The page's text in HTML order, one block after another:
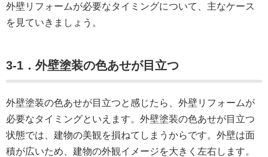
外壁リフォームが必要なタイミングについて、主なケース
を見ていきましょう。
3-1．外壁塗装の色あせが目立つ
外壁塗装の色あせが目立つと感じたら、外壁リフォームが
必要なタイミングといえます。外壁塗装の色あせが目立つ
状態では、建物の美観を損ねてしまうからです。外壁は面
積が広いため、建物の外観イメージを大きく左右します。